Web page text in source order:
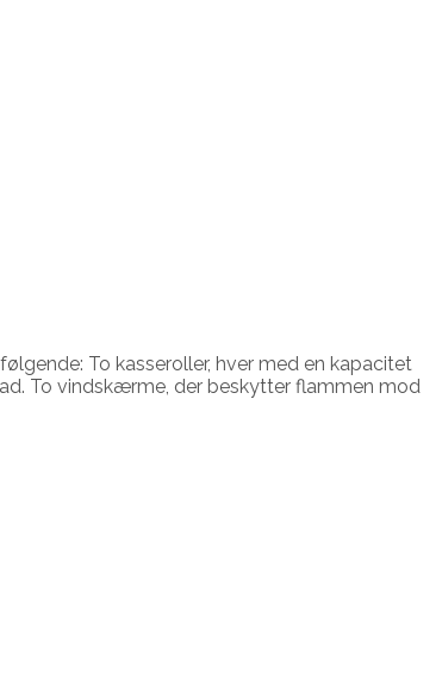
To kasseroller, hver med en kapacitet
To vindskærme, der beskytter flammen mod